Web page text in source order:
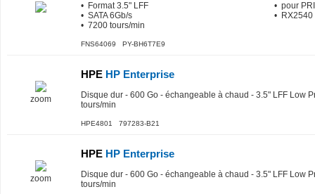
• Format 3.5" LFF
• SATA 6Gb/s
• 7200 tours/min
• pour
• RX2540
FNS64069 PY-BH6T7E9
zoom
HPE HP Enterprise
Disque dur - 600 Go - échangeable à chaud - 3.5" LFF Low
tours/min
HPE4801 797283-B21
zoom
HPE HP Enterprise
Disque dur - 600 Go - échangeable à chaud - 3.5" LFF Low
tours/min